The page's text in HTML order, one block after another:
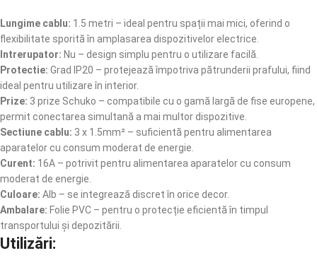
Lungime cablu: 1.5 metri – ideal pentru spații mai mici, oferind o
flexibilitate sporită în amplasarea dispozitivelor electrice.
Intrerupator: Nu – design simplu pentru o utilizare facilă.
Protectie: Grad IP20 – protejează împotriva pătrunderii prafului, fiind
ideal pentru utilizare în interior.
Prize: 3 prize Schuko – compatibile cu o gamă largă de fise europene,
permit conectarea simultană a mai multor dispozitive.
Sectiune cablu: 3 x 1.5mm² – suficientă pentru alimentarea
aparatelor cu consum moderat de energie.
Curent: 16A – potrivit pentru alimentarea aparatelor cu consum
moderat de energie.
Culoare: Alb – se integrează discret în orice decor.
Ambalare: Folie PVC – pentru o protecție eficientă în timpul
transportului și depozitării.
Utilizări: